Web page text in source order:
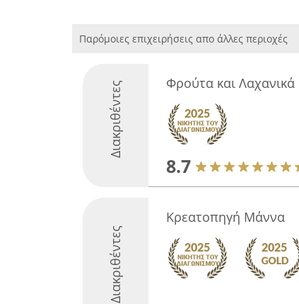
Παρόμοιες επιχειρήσεις απο άλλες περιοχές
Διακριθέντες Φρούτα και
8.7
Διακριθέντες
Κρεατοπηγή Μάννα